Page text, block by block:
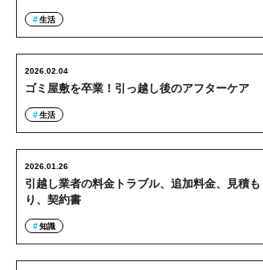
生活
ゴミ屋敷を卒業！引っ越し後のアフターケア
2026.02.04
生活
引越し業者の料金トラブル、追加料金、見積も
り、契約書
2026.01.26
知識